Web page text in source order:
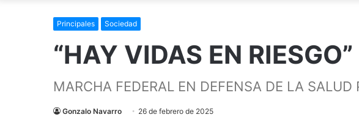
Principales Sociedad
“HAY VIDAS EN RIESGO”
MARCHA FEDERAL EN DEFENSA DE LA SALUD
Gonzalo Navarro 26 de febrero de 2025